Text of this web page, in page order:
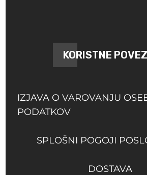
KORISTNE
IZJAVA O VAROVANJU
PODATKOV
SPLOŠNI POGOJI
DOSTAVA